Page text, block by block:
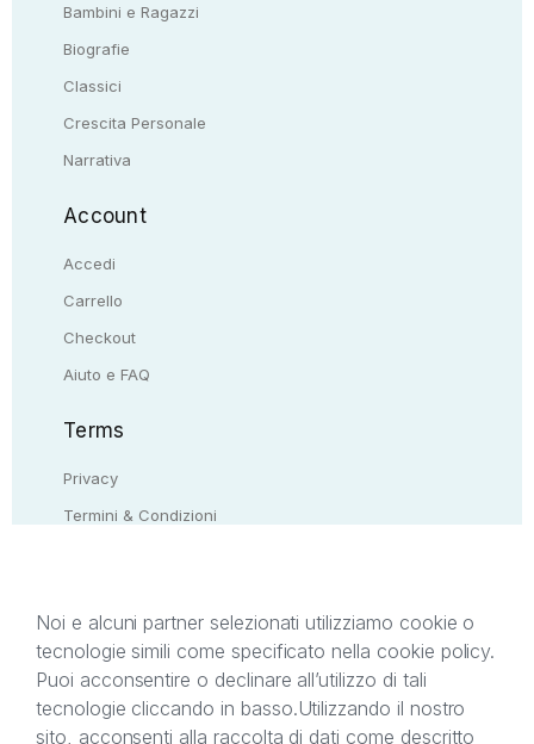
Bambini e Ragazzi
Biografie
Classici
Crescita Personale
Narrativa
Account
Accedi
Carrello
Checkout
Aiuto e FAQ
Terms
Privacy
Termini & Condizioni
Il presente sito web è di proprietà di StreetLib S.r.l.
C.F. e P.IVA 05338720963. StreetLib S.r.l. è
titolare di tutti i diritti di proprietà intellettuale
Noi e alcuni partner selezionati utilizziamo cookie o
tecnologie simili come specificato nella cookie policy.
Puoi acconsentire o declinare all’utilizzo di tali
tecnologie cliccando in basso.Utilizzando il nostro
sito, acconsenti alla raccolta di dati come descritto